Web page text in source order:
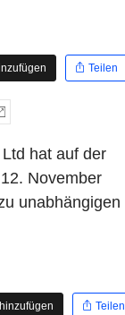
Teilen
hat auf der
November
unabhängigen
Teilen